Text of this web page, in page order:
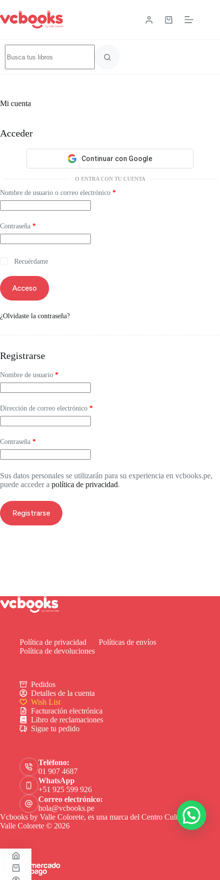
Mi cuenta
Acceder
Continuar con Google
O ENTRA CON TU CUENTA
Nombre de usuario o correo electrónico *
Contraseña *
Recuérdame
Acceso
¿Olvidaste la contraseña?
Registrarse
Nombre de usuario *
Dirección de correo electrónico *
Contraseña *
Sus datos personales se utilizarán para su experiencia en vcbooks.pe,
puede acceder a política de privacidad.
Registrarse
Política de privacidad
Políticas de envíos
Política de devoluciones
Pedidos
Detalles de la cuenta
Wish List
Facturación electrónica
Libro de reclamaciones
Sigue tu pedido
Teléfono:
01 907 4687
WhatsApp
+51 925 599 926
Correo electrónico:
hola@vcbooks.pe
Vcbooks by Valle Colorete, es una marca del Centro Cultural
Valle Colorete © 2026